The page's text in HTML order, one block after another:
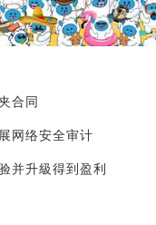
合同
网络安全审计
并升級得到盈利